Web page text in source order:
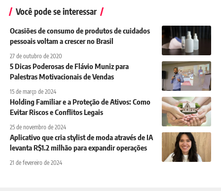
Você pode se interessar
Ocasiões de consumo de produtos de cuidados
pessoais voltam a crescer no Brasil
27 de outubro de 2020
5 Dicas Poderosas de Flávio Muniz para
Palestras Motivacionais de Vendas
15 de março de 2024
Holding Familiar e a Proteção de Ativos: Como
Evitar Riscos e Conflitos Legais
25 de novembro de 2024
Aplicativo que cria stylist de moda através de IA
levanta R$1.2 milhão para expandir operações
21 de fevereiro de 2024